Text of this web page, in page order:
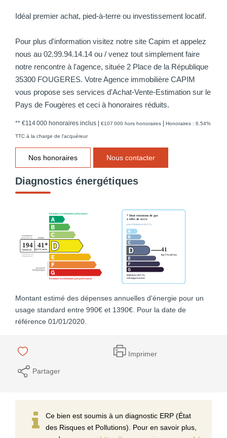
Idéal premier achat, pied-à-terre ou investissement locatif.
Pour plus d'information visitez notre site Capim et appelez
nous au 02.99.94.14.14 ou / venez tout simplement faire
notre rencontre à l'agence, située 2 Place de la République
35300 FOUGERES. Votre Agence immobilière CAPIM
vous propose ses services d'Achat-Vente-Estimation sur le
Pays de Fougères et ceci à honoraires réduits.
** €114 000 honoraires inclus | €107 000 hors honoraires | Honoraires : 6.54%
TTC à la charge de l'acquéreur
Nos honoraires Nous contacter
Diagnostics énergétiques
Montant estimé des dépenses annuelles d'énergie pour un
usage standard entre 990€ et 1390€. Pour la date de
référence 01/01/2020.
Imprimer
Partager
Ce bien est soumis à un diagnostic ERP (État
des Risques et Pollutions). Pour en savoir plus,